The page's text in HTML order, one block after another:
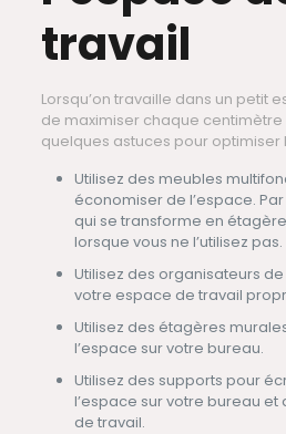
travail
Lorsqu’on travaille dans un petit
de maximiser chaque
quelques astuces pour optimiser
Utilisez des meubles
économiser de l’espace.
qui se transforme en
lorsque vous ne l’utilisez pas.
Utilisez des organisateurs
votre espace de travail
Utilisez des étagères
l’espace sur votre bureau.
Utilisez des supports pour
l’espace sur votre bureau
de travail.